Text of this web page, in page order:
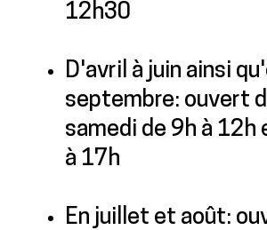
12h30
D'avril à juin ainsi
septembre: ouvert
samedi de 9h à 12h
à 17h
En juillet et août: